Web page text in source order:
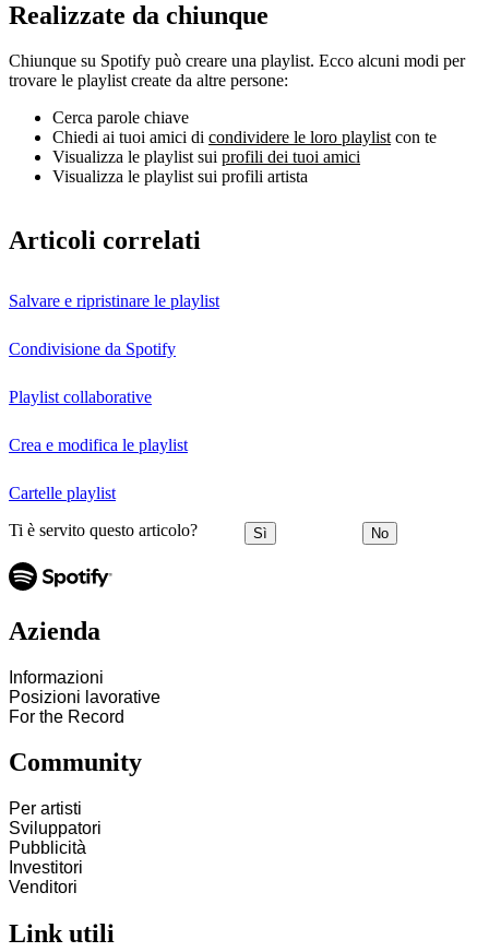
Realizzate da chiunque
Chiunque su Spotify può creare una playlist. Ecco alcuni modi per
trovare le playlist create da altre persone:
Cerca parole chiave
Chiedi ai tuoi amici di condividere le loro playlistcon te
Visualizza le playlist sui profili dei tuoi amici
Visualizza le playlist sui profili artista
Articoli correlati
Salvare e ripristinare le playlist
Condivisione da Spotify
Playlist collaborative
Crea e modifica le playlist
Cartelle playlist
Ti è servito questo articolo? Sì No
Azienda
Informazioni
Posizioni lavorative
For the Record
Community
Per artisti
Sviluppatori
Pubblicità
Investitori
Venditori
Link utili